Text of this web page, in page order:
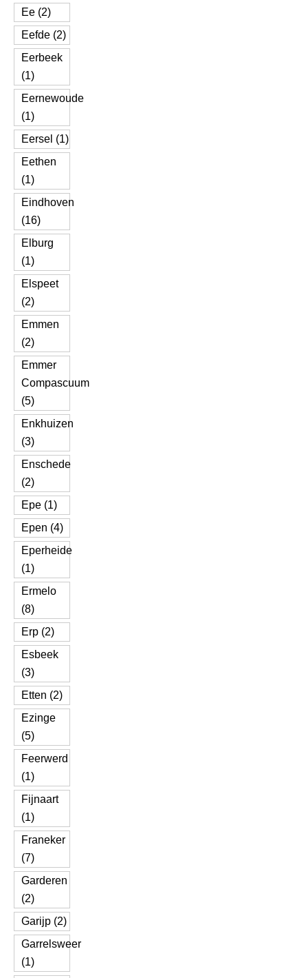
Ee (2)
Eefde (2)
Eerbeek
(1)
Eernewoude
(1)
Eersel (1)
Eethen
(1)
Eindhoven
(16)
Elburg
(1)
Elspeet
(2)
Emmen
(2)
Emmer
Compascuum
(5)
Enkhuizen
(3)
Enschede
(2)
Epe (1)
Epen (4)
Eperheide
(1)
Ermelo
(8)
Erp (2)
Esbeek
(3)
Etten (2)
Ezinge
(5)
Feerwerd
(1)
Fijnaart
(1)
Franeker
(7)
Garderen
(2)
Garijp (2)
Garrelsweer
(1)